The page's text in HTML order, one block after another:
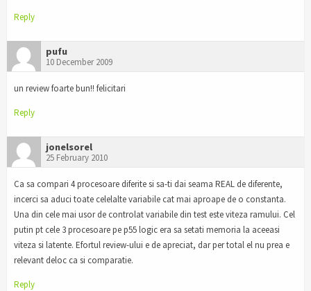
Reply
pufu
10 December 2009
un review foarte bun!! felicitari
Reply
jonelsorel
25 February 2010
Ca sa compari 4 procesoare diferite si sa-ti dai seama REAL de diferente,
incerci sa aduci toate celelalte variabile cat mai aproape de o constanta.
Una din cele mai usor de controlat variabile din test este viteza ramului. Cel
putin pt cele 3 procesoare pe p55 logic era sa setati memoria la aceeasi
viteza si latente. Efortul review-ului e de apreciat, dar per total el nu prea e
relevant deloc ca si comparatie.
Reply